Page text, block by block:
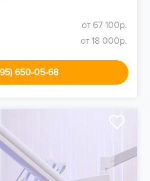
от 67 100р.
от 18 000р.
650-05-68